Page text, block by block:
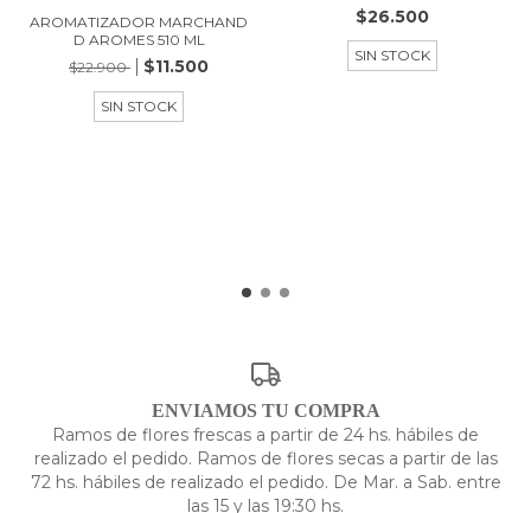
AROMATIZADOR MARCHAND
D AROMES 510 ML
$22.900
$11.500
SIN STOCK
$26.500
SIN STOCK
ENVIAMOS TU COMPRA
Ramos de flores frescas a partir de 24 hs. hábiles de
realizado el pedido. Ramos de flores secas a partir de las
72 hs. hábiles de realizado el pedido. De Mar. a Sab. entre
las 15 y las 19:30 hs.